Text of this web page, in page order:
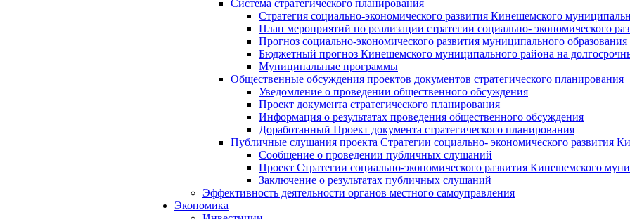
Система стратегического планирования
Стратегия социально-экономического развития Кинешемского
План мероприятий по реализации стратегии социально- экономического
Прогноз социально-экономического развития муниципального
Бюджетный прогноз Кинешемского муниципального района на
Муниципальные программы
Общественные обсуждения проектов документов стратегического планирования
Уведомление о проведении общественного обсуждения
Проект документа стратегического планирования
Информация о результатах проведения общественного обсуждения
Доработанный Проект документа стратегического планирования
Публичные слушания проекта Стратегии социально- экономического развития
Сообщение о проведении публичных слушаний
Проект Стратегии социально-экономического развития Кинешемского
Заключение о результатах публичных слушаний
Эффективность деятельности органов местного самоуправления
Экономика